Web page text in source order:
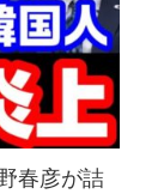
春彦が詰